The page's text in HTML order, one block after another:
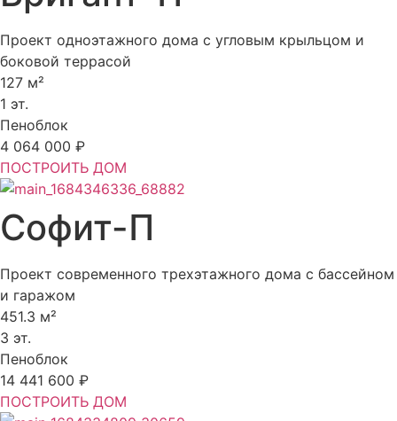
Проект одноэтажного дома с угловым крыльцом и
боковой террасой
127 м²
1 эт.
Пеноблок
4 064 000 ₽
ПОСТРОИТЬ ДОМ
Софит-П
Проект современного трехэтажного дома с бассейном
и гаражом
451.3 м²
3 эт.
Пеноблок
14 441 600 ₽
ПОСТРОИТЬ ДОМ